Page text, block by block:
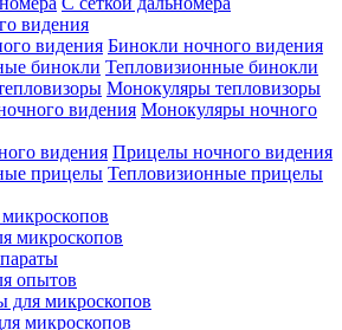
видения
Бинокли ночного видения
Тепловизионные бинокли
Монокуляры тепловизоры
Монокуляры ночного
Прицелы ночного видения
Тепловизионные прицелы
микроскопов
опытов
для микроскопов
микроскопов